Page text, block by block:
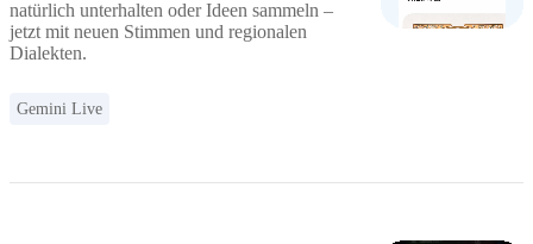
natürlich unterhalten oder Ideen sammeln –
jetzt mit neuen Stimmen und regionalen
Dialekten.
Gemini Live